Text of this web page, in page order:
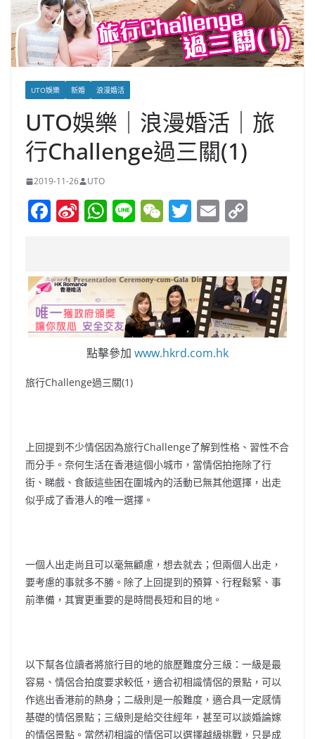
UTO娛樂 新婚 浪漫婚活
UTO娛樂｜浪漫婚活｜旅
行Challenge過三關(1)
2019-11-26 UTO
F
e
b
o
o
Si
W
ei
b
o
W
s
A
p
p
Li W
h
at
T
er
E
l y
Li
n
k
點擊參加 www.hkrd.com.hk
旅行Challenge過三關(1)
上回提到不少情侶因為旅行Challenge了解到性格、習性不合
而分手。奈何生活在香港這個小城市，當情侶拍拖除了行
街、睇戲、食飯這些困在圍城內的活動已無其他選擇，出走
似乎成了香港人的唯一選擇。
一個人出走尚且可以毫無顧慮，想去就去；但兩個人出走，
要考慮的事就多不勝。除了上回提到的預算、行程鬆緊、事
前準備，其實更重要的是時間長短和目的地。
以下幫各位讀者將旅行目的地的旅歷難度分三級：一級是最
容易、情侶合拍度要求較低，適合初相識情侶的景點，可以
作逃出香港前的熱身；二級則是一般難度，適合具一定感情
基礎的情侶景點；三級則是給交往經年，甚至可以談婚論嫁
的情侶景點。當然初相識的情侶可以選擇越級挑戰，只是成